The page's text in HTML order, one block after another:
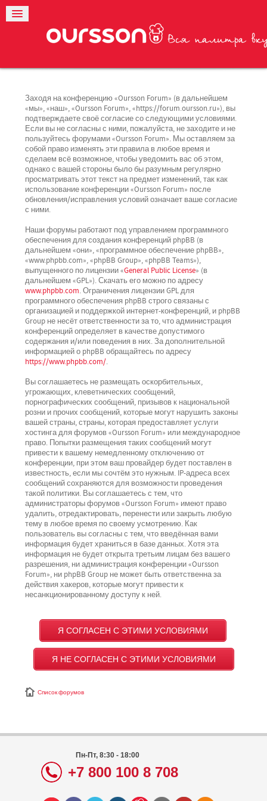
Заходя на конференцию «Oursson Forum» (в дальнейшем
«мы», «наш», «Oursson Forum», «https://forum.oursson.ru»), вы
подтверждаете своё согласие со следующими условиями.
Если вы не согласны с ними, пожалуйста, не заходите и не
пользуйтесь форумами «Oursson Forum». Мы оставляем за
собой право изменять эти правила в любое время и
сделаем всё возможное, чтобы уведомить вас об этом,
однако с вашей стороны было бы разумным регулярно
просматривать этот текст на предмет изменений, так как
использование конференции «Oursson Forum» после
обновления/исправления условий означает ваше согласие
с ними.
Наши форумы работают под управлением программного
обеспечения для создания конференций phpBB (в
дальнейшем «они», «программное обеспечение phpBB»,
«www.phpbb.com», «phpBB Group», «phpBB Teams»),
выпущенного по лицензии «General Public License» (в
дальнейшем «GPL»). Скачать его можно по адресу
www.phpbb.com. Ограничения лицензии GPL для
программного обеспечения phpBB строго связаны с
организацией и поддержкой интернет-конференций, и phpBB
Group не несёт ответственности за то, что администрация
конференций определяет в качестве допустимого
содержания и/или поведения в них. За дополнительной
информацией о phpBB обращайтесь по адресу
https://www.phpbb.com/.
Вы соглашаетесь не размещать оскорбительных,
угрожающих, клеветнических сообщений,
порнографических сообщений, призывов к национальной
розни и прочих сообщений, которые могут нарушить законы
вашей страны, страны, которая предоставляет услуги
хостинга для форумов «Oursson Forum» или международное
право. Попытки размещения таких сообщений могут
привести к вашему немедленному отключению от
конференции, при этом ваш провайдер будет поставлен в
известность, если мы сочтём это нужным. IP-адреса всех
сообщений сохраняются для возможности проведения
такой политики. Вы соглашаетесь с тем, что
администраторы форумов «Oursson Forum» имеют право
удалить, отредактировать, перенести или закрыть любую
тему в любое время по своему усмотрению. Как
пользователь вы согласны с тем, что введённая вами
информация будет храниться в базе данных. Хотя эта
информация не будет открыта третьим лицам без вашего
разрешения, ни администрация конференции «Oursson
Forum», ни phpBB Group не может быть ответственна за
действия хакеров, которые могут привести к
несанкционированному доступу к ней.
Список форумов
Пн-Пт, 8:30 - 18:00
+7 800 100 8 708